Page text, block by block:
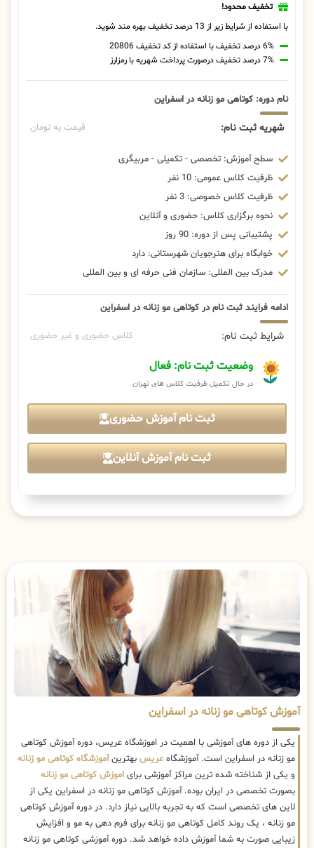
تخفیف محدود!
با استفاده از شرایط زیر از 13 درصد تخفیف بهره مند شوید.
6% درصد تخفیف با استفاده از کد تخفیف 20806
7% درصد تخفیف درصورت پرداخت شهریه با رمزارز
نام دوره: کوتاهی مو زنانه در اسفراین
شهریه ثبت نام: قیمت به تومان
سطح آموزش: تخصصی - تکمیلی - مربیگری
ظرفیت کلاس عمومی: 10 نفر
ظرفیت کلاس خصوصی: 3 نفر
نحوه برگزاری کلاس: حضوری و آنلاین
پشتیبانی پس از دوره: 90 روز
خوابگاه برای هنرجویان شهرستانی: دارد
مدرک بین المللی: سازمان فنی حرفه ای و بین المللی
ادامه فرایند ثبت نام در کوتاهی مو زنانه در اسفراین
شرایط ثبت نام: کلاس حضوری و غیر حضوری
وضعیت ثبت نام: فعال
در حال تکمیل ظرفیت کلاس های تهران
ثبت نام آموزش حضوری
ثبت نام آموزش آنلاین
آموزش کوتاهی مو زنانه در اسفراین
یکی از دوره های آموزشی با اهمیت در اموزشگاه عریس، دوره آموزش کوتاهی
مو زنانه در اسفراین است. آموزشگاه عریس بهترینآموزشگاه کوتاهی مو زنانه
و یکی از شناخته شده ترین مراکز آموزشی برای اموزش کوتاهی مو زنانه
بصورت تخصصی در ایران بوده. آموزش کوتاهی مو زنانه در اسفراین یکی از
لاین های تخصصی است که به تجربه بالایی نیاز دارد. در دوره آموزش کوتاهی
مو زنانه ، یک روند کامل کوتاهی مو زنانه برای فرم دهی به مو و افزایش
زیبایی صورت به شما آموزش داده خواهد شد. دوره آموزشی کوتاهی مو زنانه